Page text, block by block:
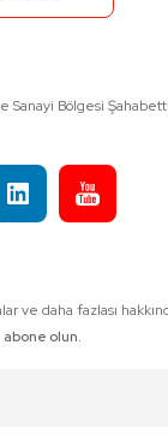
Sanayi Bölgesi
ve daha fazlası
olun.